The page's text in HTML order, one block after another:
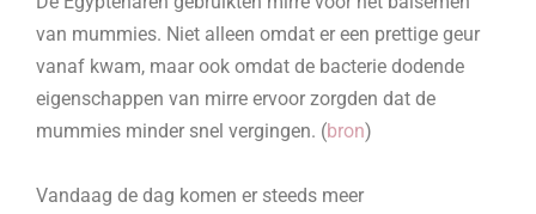
van mummies. Niet alleen omdat er een prettige geur
vanaf kwam, maar ook omdat de bacterie dodende
eigenschappen van mirre ervoor zorgden dat de
mummies minder snel vergingen. (bron)
Vandaag de dag komen er steeds meer